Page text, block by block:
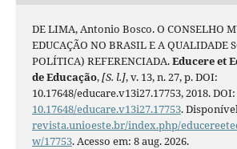
DE LIMA, Antonio Bosco. O CONSELHO
EDUCAÇÃO NO BRASIL E A QUALIDADE
POLÍTICA) REFERENCIADA.Educere et
de Educação,[S. l.], v. 13, n. 27, p. DOI:
10.17648/educare.v13i27.17753, 2018. DOI:
10.17648/educare.v13i27.17753.
revista.unioeste.br/index.php/
w/17753. Acesso em: 8 aug. 2026.